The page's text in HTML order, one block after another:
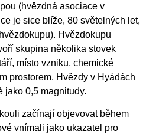
(hvězdná asociace v
je sice blíže, 80 světelných let,
Hvězdokupu
skupina několika stovek
místo vzniku, chemické
prostorem. Hvězdy v Hyádách
jako 0,5 magnitudy.
začínají objevovat během
vnímali jako ukazatel pro